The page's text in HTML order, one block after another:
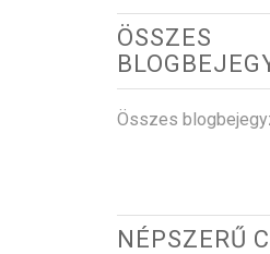
ÖSSZES
Összes
NÉPSZERŰ